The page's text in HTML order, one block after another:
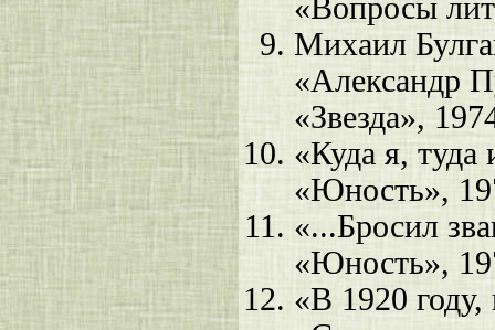
«Вопросы
Михаил
«Александр
«Звезда»,
«Куда я,
«Юность»,
«...Бросил
«Юность»,
«В 1920 году,